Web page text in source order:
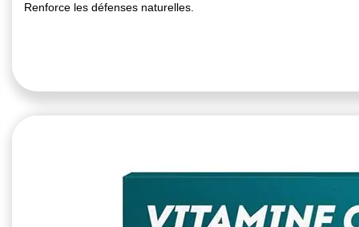
Renforce les défenses naturelles.